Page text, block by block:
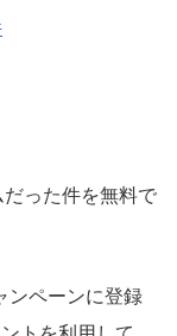
だった件を無料で
ンペーンに登録